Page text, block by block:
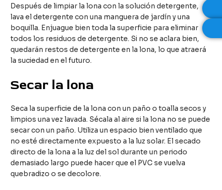
Después de limpiar la lona con la solución detergente,
lava el detergente con una manguera de jardín y una
boquilla. Enjuague bien toda la superficie para eliminar
todos los residuos de detergente. Si no se aclara bien,
quedarán restos de detergente en la lona, lo que atraerá
la suciedad en el futuro.
Secar la lona
Seca la superficie de la lona con un paño o toalla secos y
limpios una vez lavada. Sécala al aire si la lona no se puede
secar con un paño. Utiliza un espacio bien ventilado que
no esté directamente expuesto a la luz solar. El secado
directo de la lona a la luz del sol durante un periodo
demasiado largo puede hacer que el PVC se vuelva
quebradizo o se decolore.